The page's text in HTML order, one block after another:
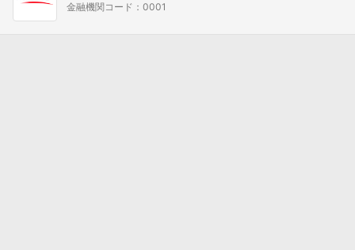
金融機関コード：0001